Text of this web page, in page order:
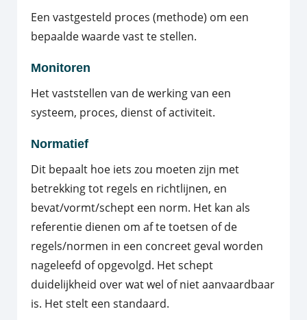
Een vastgesteld proces (methode) om een
bepaalde waarde vast te stellen.
Monitoren
Het vaststellen van de werking van een
systeem, proces, dienst of activiteit.
Normatief
Dit bepaalt hoe iets zou moeten zijn met
betrekking tot regels en richtlijnen, en
bevat/vormt/schept een norm. Het kan als
referentie dienen om af te toetsen of de
regels/normen in een concreet geval worden
nageleefd of opgevolgd. Het schept
duidelijkheid over wat wel of niet aanvaardbaar
is. Het stelt een standaard.